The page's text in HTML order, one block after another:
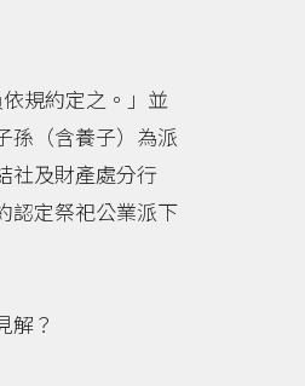
規約定之。」並
孫（含養子）為派
社及財產處分行
認定祭祀公業派下
解？